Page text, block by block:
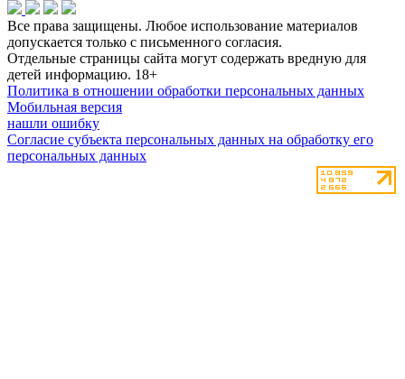
Все права защищены. Любое использование материалов
допускается только с письменного согласия.
Отдельные страницы сайта могут содержать вредную для
детей информацию. 18+
Политика в отношении обработки персональных данных
Мобильная версия
нашли ошибку
Согласие субъекта персональных данных на обработку его
персональных данных